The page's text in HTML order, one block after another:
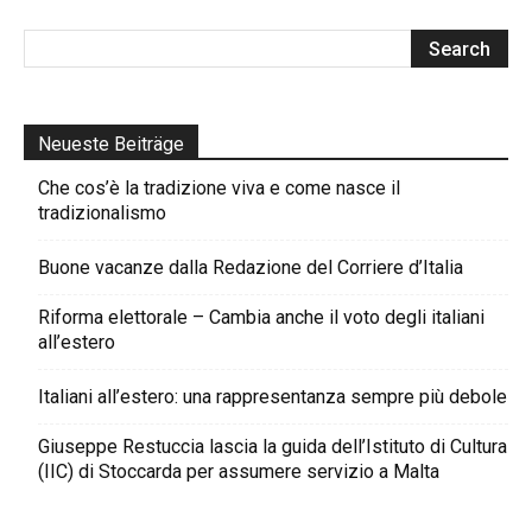
Neueste Beiträge
Che cos’è la tradizione viva e come nasce il
tradizionalismo
Buone vacanze dalla Redazione del Corriere d’Italia
Riforma elettorale – Cambia anche il voto degli italiani
all’estero
Italiani all’estero: una rappresentanza sempre più debole
Giuseppe Restuccia lascia la guida dell’Istituto di Cultura
(IIC) di Stoccarda per assumere servizio a Malta